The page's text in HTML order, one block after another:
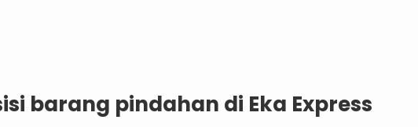
barang pindahan di Eka Express